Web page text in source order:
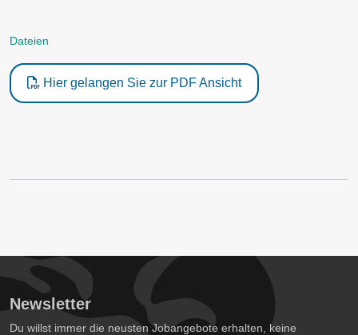
Dateien
Hier gelangen Sie zur PDF Ansicht
Newsletter
Du willst immer die neusten Jobangebote erhalten, keine